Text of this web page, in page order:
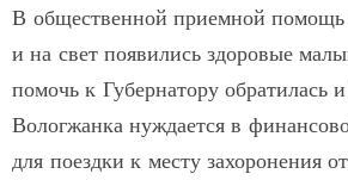
В общественной приемной помощь
и на свет появились здоровые
помочь к Губернатору
Вологжанка нуждается в
для поездки к месту захоронения